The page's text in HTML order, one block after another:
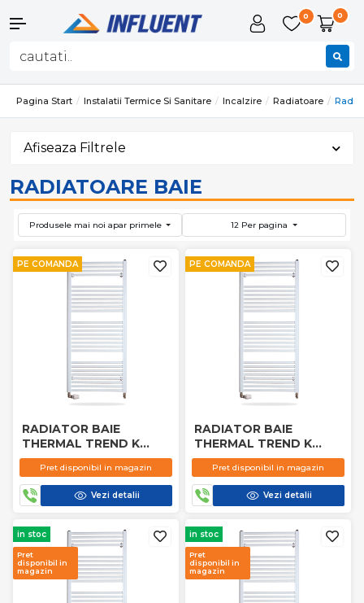
0 0
Pagina Start Instalatii Termice Si Sanitare Incalzire Radiatoare
Afiseaza Filtrele
RADIATOARE BAIE
Produsele mai noi apar primele 12 Per pagina
PE COMANDA
RADIATOR BAIE
THERMAL TREND K
750X1800 MM
Pret disponibil in magazin
Vezi detalii
PE COMANDA
RADIATOR BAIE
THERMAL TREND K
750X1500 MM
Pret disponibil in magazin
Vezi detalii
in stoc
Pret
disponibil in
magazin
in stoc
Pret
disponibil in
magazin